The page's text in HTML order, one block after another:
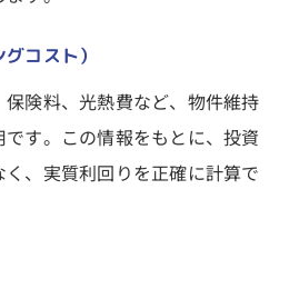
コスト）
険料、光熱費など、物件維持
す。この情報をもとに、投資
、実質利回りを正確に計算で